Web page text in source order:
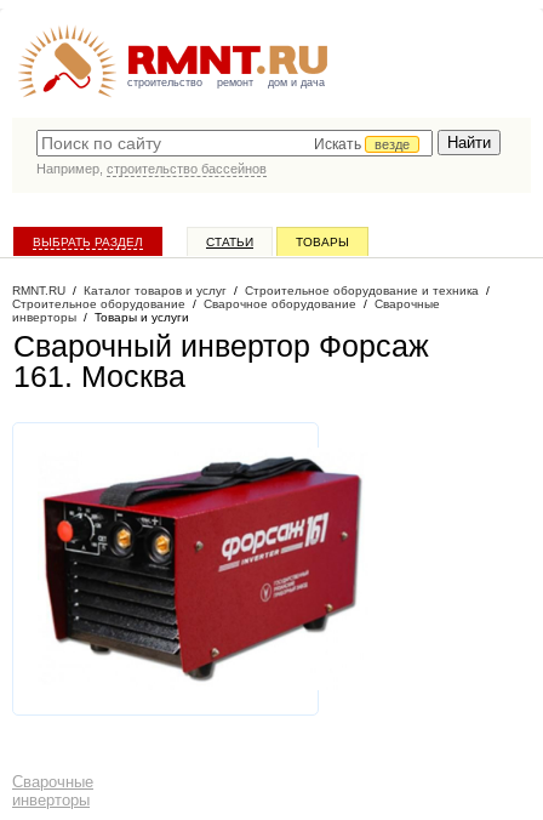
строительство ремонт дом и дача
Искать
везде
Например, строительство бассейнов
ВЫБРАТЬ РАЗДЕЛ СТАТЬИ ТОВАРЫ
RMNT.RU / Каталог товаров и услуг / Строительное оборудование и техника /
Строительное оборудование / Сварочное оборудование / Сварочные
инверторы / Товары и услуги
Сварочный инвертор Форсаж
161. Москва
Сварочные
инверторы